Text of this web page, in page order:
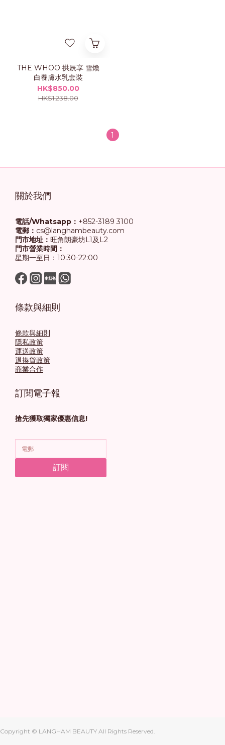
THE WHOO 拱辰享 雪煥
白養膚水乳套裝
HK$850.00
HK$1,238.00
1
關於我們
電話/Whatsapp： +852-3189 3100
電郵： cs@langhambeauty.com
門市地址： 旺角朗豪坊L1及L2
門市營業時間：
星期一至日：10:30-22:00
條款與細則
條款與細則
隱私政策
運送政策
退換貨政策
商業合作
訂閱電子報
搶先獲取獨家優惠信息!
訂閱
Copyright © LANGHAM BEAUTY All Rights Reserved.